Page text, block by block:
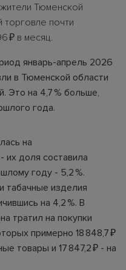
Тюменской
торговле почти
₽ в месяц.
январь-апрель 2026
в Тюменской области
Это на 4,7 % больше,
года.
на
их доля составила
году - 5,2 %.
табачные изделия
на 4,2 %. В
тратил на покупки
примерно 18 848,7 ₽
товары и 17 847,2 ₽ - на